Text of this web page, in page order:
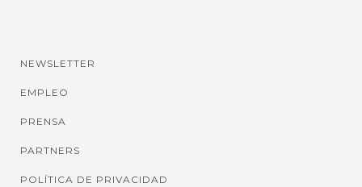
NEWSLETTER
EMPLEO
PRENSA
PARTNERS
POLÍTICA DE PRIVACIDAD